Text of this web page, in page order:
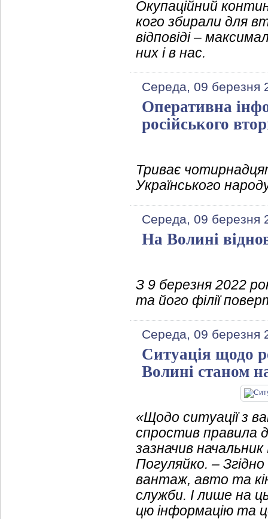
Окупаційний
кого збирали для
відповіді –
них і в нас.
Середа, 09 березня
Оперативна
російського
Триває
Українського
Середа, 09 березня
На Волині
З 9 березня 2022
та його філії
Середа, 09 березня
Ситуація щодо
Волині станом
«Щодо ситуації з
спростив правила
зазначив начальник
Погуляйко. –
вантаж, авто та
служби. І лише на
цю інформацію та